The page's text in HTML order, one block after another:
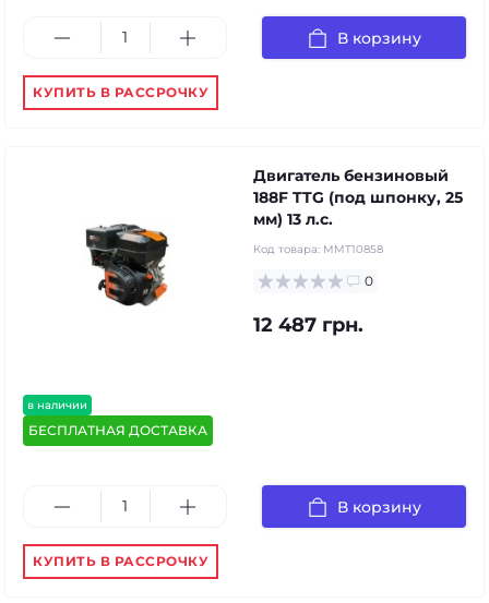
В корзину
КУПИТЬ В РАССРОЧКУ
в наличии
БЕСПЛАТНАЯ ДОСТАВКА
Двигатель бензиновый
188F TTG (под шпонку, 25
мм) 13 л.с.
Код товара: MMT10858
0
12 487 грн.
В корзину
КУПИТЬ В РАССРОЧКУ